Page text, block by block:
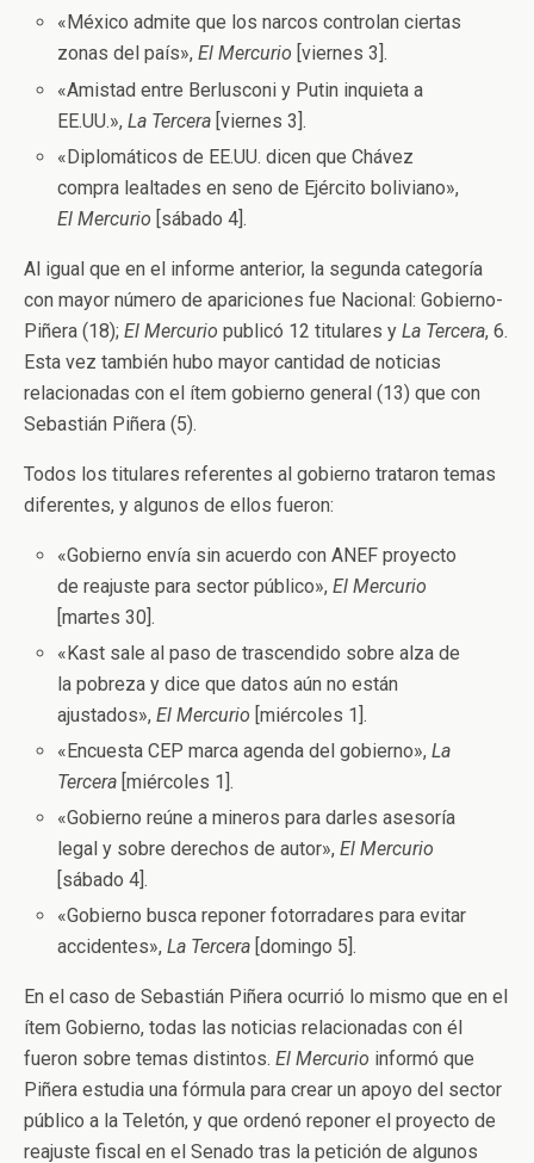
«México admite que los narcos controlan ciertas
zonas del país»,El Mercurio [viernes 3].
«Amistad entre Berlusconi y Putin inquieta a
EE.UU.»,La Tercera [viernes 3].
«Diplomáticos de EE.UU. dicen que Chávez
compra lealtades en seno de Ejército boliviano»,
El Mercurio [sábado 4].
Al igual que en el informe anterior, la segunda categoría
con mayor número de apariciones fue Nacional: Gobierno-
Piñera (18); El Mercurio publicó 12 titulares y La Tercera, 6.
Esta vez también hubo mayor cantidad de noticias
relacionadas con el ítem gobierno general (13) que con
Sebastián Piñera (5).
Todos los titulares referentes al gobierno trataron temas
diferentes, y algunos de ellos fueron:
«Gobierno envía sin acuerdo con ANEF proyecto
de reajuste para sector público»,El Mercurio
[martes 30].
«Kast sale al paso de trascendido sobre alza de
la pobreza y dice que datos aún no están
ajustados»,El Mercurio [miércoles 1].
«Encuesta CEP marca agenda del gobierno»,La
Tercera [miércoles 1].
«Gobierno reúne a mineros para darles asesoría
legal y sobre derechos de autor»,El Mercurio
[sábado 4].
«Gobierno busca reponer fotorradares para evitar
accidentes»,La Tercera [domingo 5].
En el caso de Sebastián Piñera ocurrió lo mismo que en el
ítem Gobierno, todas las noticias relacionadas con él
fueron sobre temas distintos. El Mercurio informó que
Piñera estudia una fórmula para crear un apoyo del sector
público a la Teletón, y que ordenó reponer el proyecto de
reajuste fiscal en el Senado tras la petición de algunos